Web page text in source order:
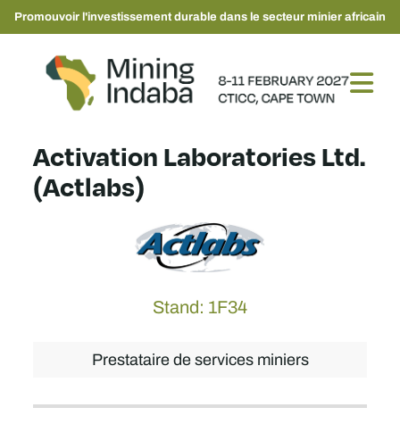
Promouvoir l'investissement durable dans le secteur minier africain
Activation Laboratories Ltd.
(Actlabs)
Stand: 1F34
Prestataire de services miniers